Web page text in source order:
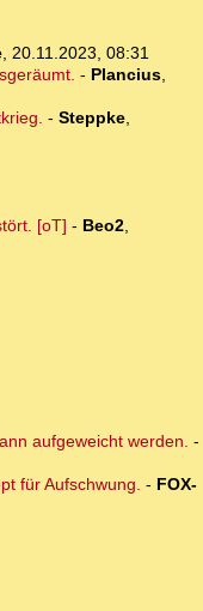
, 20.11.2023, 08:31
- Plancius,
- Steppke,
[oT] - Beo2,
aufgeweicht werden. -
für Aufschwung. - FOX-